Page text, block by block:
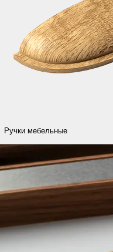
Ручки мебельные